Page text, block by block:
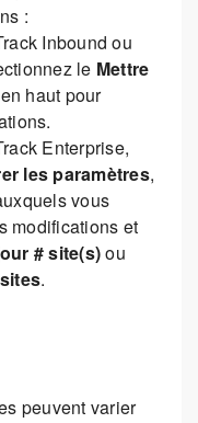
:
Inbound ou
le Mettre
en haut pour
Enterprise,
les paramètres,
vous
modifications et
# site(s)ou
.
peuvent varier